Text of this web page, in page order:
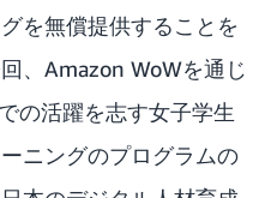
を無償提供することを
、Amazon WoWを通じ
の活躍を志す女子学生
ニングのプログラムの